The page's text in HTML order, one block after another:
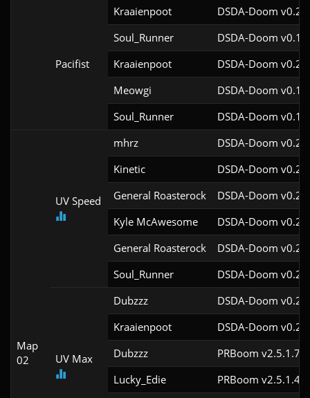
Pacifist
Kraaienpoot
DSDA-Doom
Soul_Runner
DSDA-Doom
Kraaienpoot
DSDA-Doom
Meowgi
DSDA-Doom
Soul_Runner
DSDA-Doom
Map
02
UV Speed
mhrz
DSDA-Doom
Kinetic
DSDA-Doom
General Roasterock
DSDA-Doom
Kyle McAwesome
DSDA-Doom
General Roasterock
DSDA-Doom
Soul_Runner
DSDA-Doom
UV Max
Dubzzz
DSDA-Doom
Kraaienpoot
DSDA-Doom
Dubzzz
PRBoom
Lucky_Edie
PRBoom